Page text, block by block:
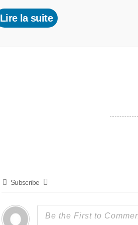
Lire la suite
Subscribe